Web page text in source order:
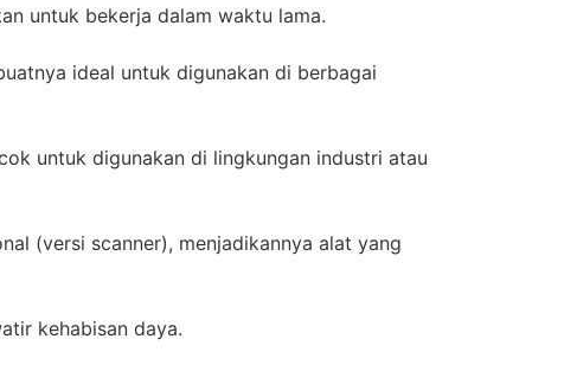
untuk bekerja dalam waktu lama.
ideal untuk digunakan di berbagai
untuk digunakan di lingkungan industri atau
(versi scanner), menjadikannya alat yang
kehabisan daya.